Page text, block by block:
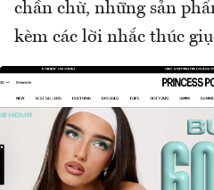
chần chừ, những sản
kèm các lời nhắc thúc